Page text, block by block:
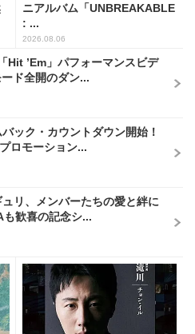
ニアルバム「UNBREAKABLE
: ...
2026.08.06
Hit ’Em」パフォーマンスビデ
ド全開のダン...
ック・カウントダウン開始！
ロモーション...
リ、メンバーたちの愛と絆に
歓喜の記念シ...